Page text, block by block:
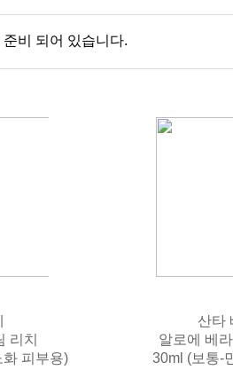
비 되어 있습니다.
리치
피부용)
산타
알로에 베
30ml (보통-